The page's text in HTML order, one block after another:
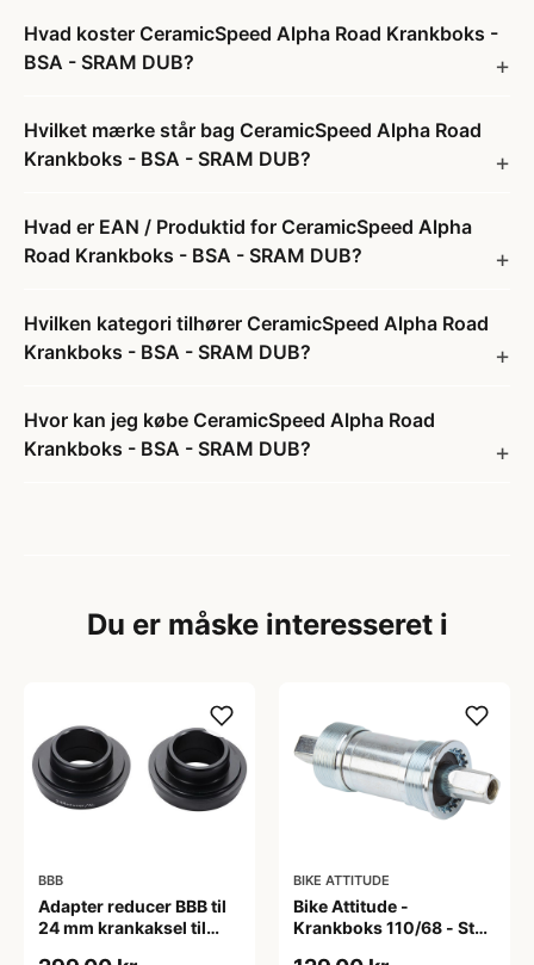
Hvad koster CeramicSpeed Alpha Road Krankboks -
BSA - SRAM DUB?
Hvilket mærke står bag CeramicSpeed Alpha Road
Krankboks - BSA - SRAM DUB?
Hvad er EAN / Produktid for CeramicSpeed Alpha
Road Krankboks - BSA - SRAM DUB?
Hvilken kategori tilhører CeramicSpeed Alpha Road
Krankboks - BSA - SRAM DUB?
Hvor kan jeg købe CeramicSpeed Alpha Road
Krankboks - BSA - SRAM DUB?
Du er måske interesseret i
BBB
Adapter reducer BBB til
24 mm krankaksel til
BIKE ATTITUDE
Bike Attitude -
Krankboks 110/68 - Stål